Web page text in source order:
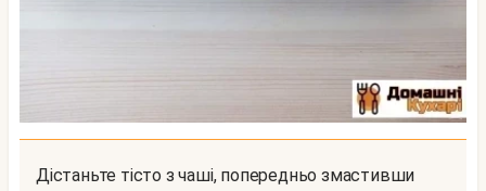
Дістаньте тісто з чаші, попередньо змастивши